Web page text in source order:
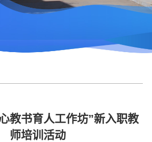
教书育人工作坊”新入职教
师培训活动